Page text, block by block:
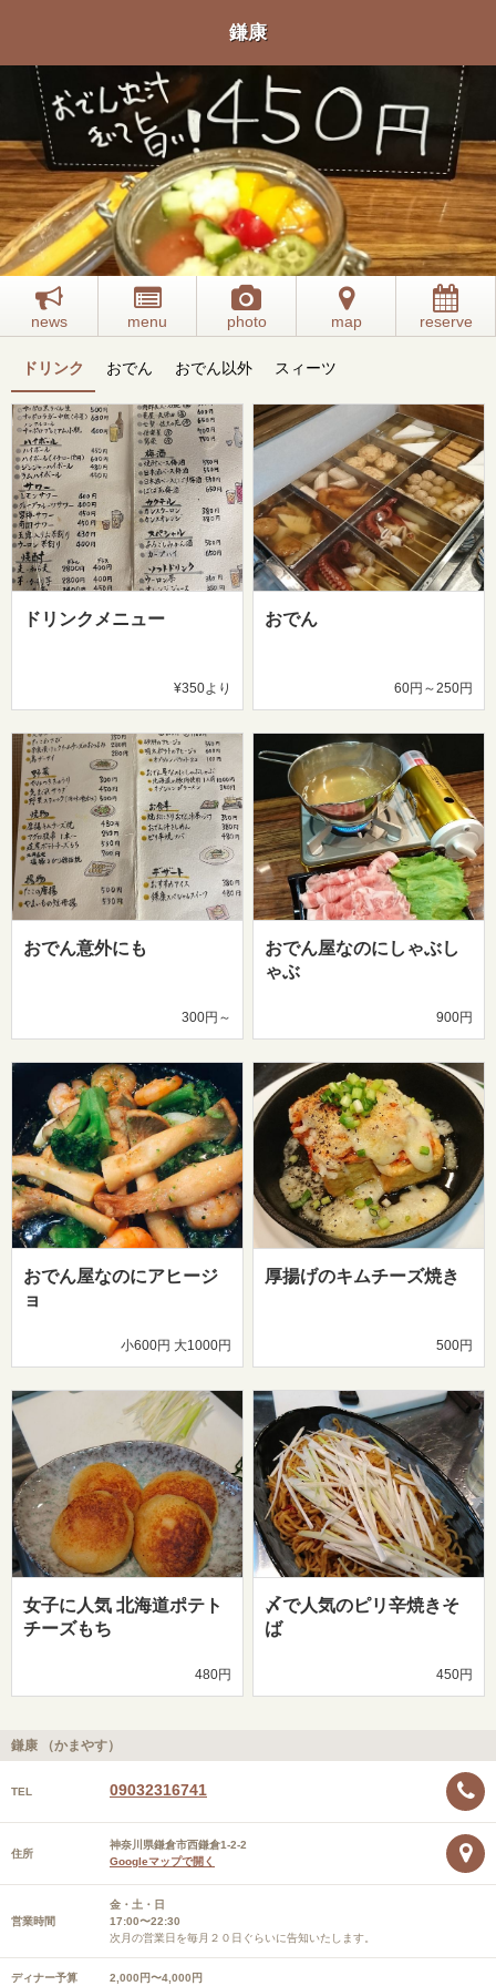
鎌康
news menu photo map reserve
ドリンク おでん おでん以外 スィーツ
ドリンクメニュー
¥350より
おでん
60円～250円
おでん意外にも
300円～
おでん屋なのにしゃぶし
ゃぶ
900円
おでん屋なのにアヒージ
ョ
小600円 大1000円
厚揚げのキムチーズ焼き
500円
女子に人気 北海道ポテト
チーズもち
480円
〆で人気のピリ辛焼きそ
ば
450円
鎌康 （かまやす）
TEL 09032316741
住所
神奈川県鎌倉市西鎌倉1-2-2
Googleマップで開く
営業時間
金・土・日
17:00〜22:30
次月の営業日を毎月２０日ぐらいに告知いたします。
ディナー予算 2,000円〜4,000円